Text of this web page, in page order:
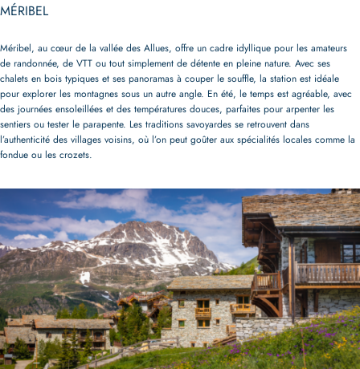
MÉRIBEL
Méribel, au cœur de la vallée des Allues, offre un cadre idyllique pour les amateurs
de randonnée, de VTT ou tout simplement de détente en pleine nature. Avec ses
chalets en bois typiques et ses panoramas à couper le souffle, la station est idéale
pour explorer les montagnes sous un autre angle. En été, le temps est agréable, avec
des journées ensoleillées et des températures douces, parfaites pour arpenter les
sentiers ou tester le parapente. Les traditions savoyardes se retrouvent dans
l’authenticité des villages voisins, où l’on peut goûter aux spécialités locales comme la
fondue ou les crozets.